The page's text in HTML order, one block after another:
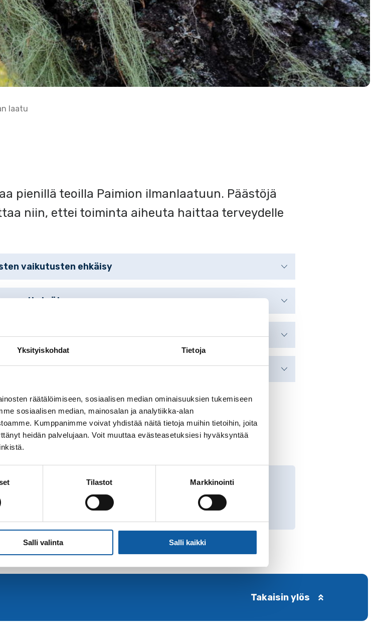
Yksityiskohdat Tietoja
räätälöimiseen, sosiaalisen median ominaisuuksien tukemiseen
sosiaalisen median, mainosalan ja analytiikka-alan
Kumppanimme voivat yhdistää näitä tietoja muihin tietoihin, joita
heidän palvelujaan. Voit muuttaa evästeasetuksiesi hyväksyntää
Tilastot Markkinointi
Salli valinta Salli kaikki
laatu
pienillä teoilla Paimion ilmanlaatuun. Päästöjä
niin, ettei toiminta aiheuta haittaa terveydelle
vaikutusten ehkäisy
murskaus taajaan rakennetulla alueella
sivuilta
Takaisin ylös